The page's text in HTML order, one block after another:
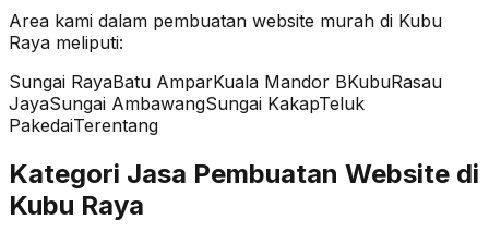
Area kami dalam pembuatan website murah di Kubu
Raya meliputi:
Sungai RayaBatu AmparKuala Mandor BKubuRasau
JayaSungai AmbawangSungai KakapTeluk
PakedaiTerentang
Kategori Jasa Pembuatan Website di
Kubu Raya